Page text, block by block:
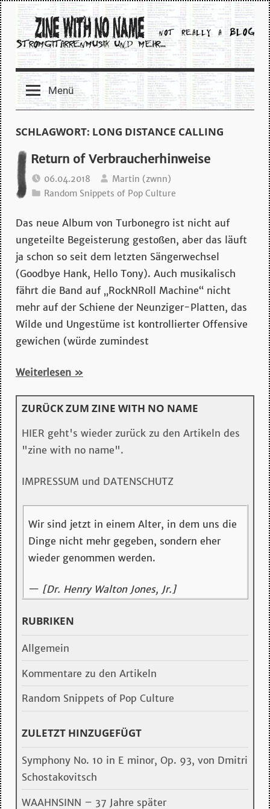
Zum
Inhalt
springen
zine
with
no
name
–
stromgitarrenmusik
und
mehr…
Menü
SCHLAGWORT: LONG DISTANCE CALLING
Return of Verbraucherhinweise
06.04.2018
Martin (zwnn)
Random Snippets of Pop Culture
Das neue Album von Turbonegro ist nicht auf
ungeteilte Begeisterung gestoßen, aber das läuft
ja schon so seit dem letzten Sängerwechsel
(Goodbye Hank, Hello Tony). Auch musikalisch
fährt die Band auf „RockNRoll Machine“ nicht
mehr auf der Schiene der Neunziger-Platten, das
Wilde und Ungestüme ist kontrollierter Offensive
gewichen (würde zumindest
Weiterlesen
ZURÜCK ZUM ZINE WITH NO NAME
HIER geht's wieder zurück zu den Artikeln des
"zine with no name".
IMPRESSUM und DATENSCHUTZ
Wir sind jetzt in einem Alter, in dem uns die
Dinge nicht mehr gegeben, sondern eher
wieder genommen werden.
— [Dr. Henry Walton Jones, Jr.]
RUBRIKEN
Allgemein
Kommentare zu den Artikeln
Random Snippets of Pop Culture
ZULETZT HINZUGEFÜGT
Symphony No. 10 in E minor, Op. 93, von Dmitri
Schostakovitsch
WAAHNSINN – 37 Jahre später